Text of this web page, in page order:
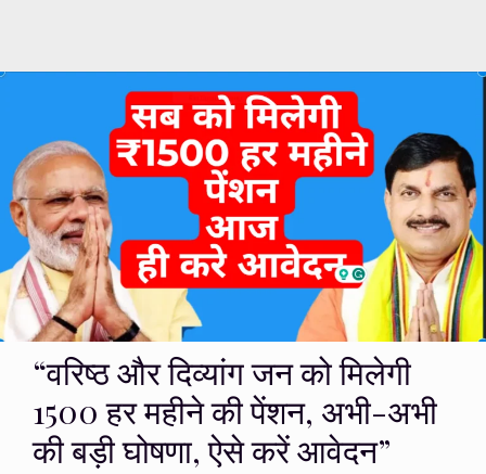
“वरिष्ठ और दिव्यांग जन को मिलेगी
₹1500 हर महीने की पेंशन, अभी-अभी
की बड़ी घोषणा, ऐसे करें आवेदन”